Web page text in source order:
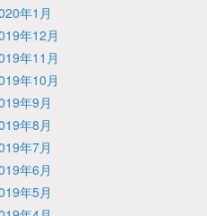
年1月
年12月
年11月
年10月
年9月
年8月
年7月
年6月
年5月